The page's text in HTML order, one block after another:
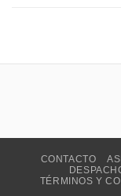
CONTACTO
TÉRMINOS Y